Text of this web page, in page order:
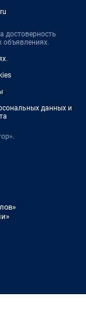
достоверность
.
данных и